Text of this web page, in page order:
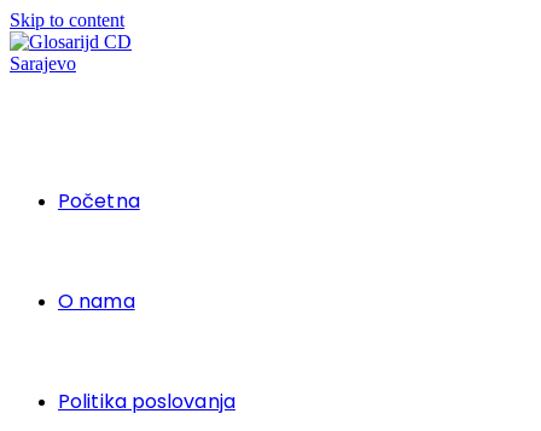
Skip to content
Početna
O nama
Politika poslovanja